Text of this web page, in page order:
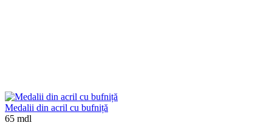
Medalii din acril cu bufniță
65 mdl